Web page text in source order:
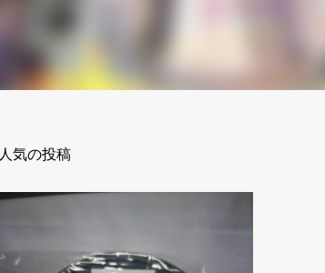
人気の投稿